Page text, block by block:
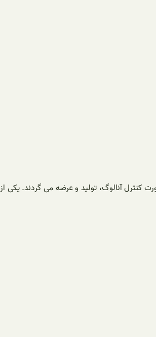
و به صورت کنترل دیجیتال و در ظرفیت های 26000 و 30000 با نام تجای پایونیر به صورت کنترل آنالوگ، تولید و عرضه می گردند. یکی از